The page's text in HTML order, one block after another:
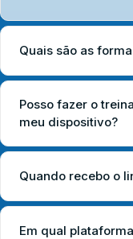
Quais são as
Posso fazer o
meu dispositivo?
Quando recebo o
Em qual